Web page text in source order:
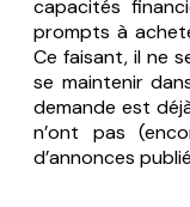
capacités
prompts à
Ce faisant, il ne
se maintenir
demande est
n’ont pas
d’annonces